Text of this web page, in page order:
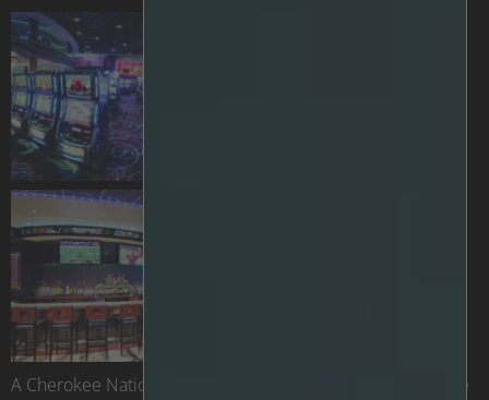
A Cherokee Nation Entertainment utiliza as capacidades de